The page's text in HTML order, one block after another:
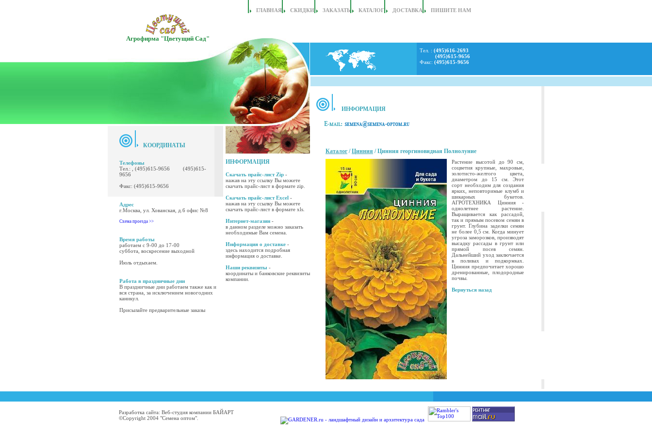
Агрофирма "Цветущий Сад"
ГЛАВНАЯ СКИДКИ ЗАКАЗАТЬ КАТАЛОГ ДОСТАВКА ПИШИТЕ НАМ
КООРДИНАТЫ
Телефоны
Тел.: , (495)615-9656 (495)615-
9656
Факс: (495)615-9656
Адрес
г.Москва, ул. Хованская, д.6 офис №8
Схема проезда >>
Время работы
работаем с 9-00 до 17-00
суббота, воскресение выходной
Июль отдыхаем.
Работа в праздничные дни
В праздничные дни работаем также как и
вся страна, за исключением новогодних
каникул.
Присылайте предварительные заказы
ИНФОРМАЦИЯ
Скачать прайс-лист Zip -
нажав на эту ссылку Вы можете
скачать прайс-лист в формате zip.
Скачать прайс-лист Excel -
нажав на эту ссылку Вы можете
скачать прайс-лист в формате xls.
Интернет-магазин -
в данном разделе можно заказать
необходимые Вам семена.
Информация о доставке -
здесь находится подробная
информация о доставке.
Наши реквизиты -
координаты и банковские реквизиты
компании.
Тел. : (495)616-2693
(495)615-9656
Факс: (495)615-9656
ИНФОРМАЦИЯ
Каталог/Цинния / Цинния георгиновидная Полнолуние
Растение высотой до 90 см,
соцветия крупные, махровые,
золотисто-желтого цвета,
диаметром до 15 см. Этот
сорт необходим для создания
ярких, неповторимые клумб и
шикарных букетов.
АГРОТЕХНИКА Цинния -
однолетнее растение.
Выращивается как рассадой,
так и прямым посевом семян в
грунт. Глубина заделки семян
не более 0,5 см. Когда минует
угроза заморозков, производят
высадку рассады в грунт или
прямой посев семян.
Дальнейший уход заключается
в поливах и подкормках.
Цинния предпочитает хорошо
дренированные, плодородные
почвы.
Вернуться назад
Разработка сайта: Веб-студия компании БАЙАРТ
©Copyright 2004 "Семена оптом".